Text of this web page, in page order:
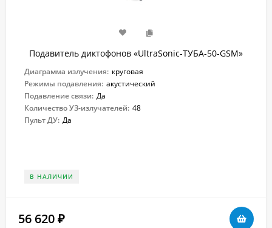
Подавитель диктофонов «UltraSonic-ТУБА-50-GSM»
Диаграмма излучения: круговая
Режимы подавления: акустический
Подавление связи: Да
Количество УЗ-излучателей: 48
Пульт ДУ: Да
В НАЛИЧИИ
56 620 ₽